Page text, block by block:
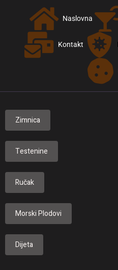
Naslovna
Kontakt
Zimnica
Testenine
Ručak
Morski Plodovi
Dijeta